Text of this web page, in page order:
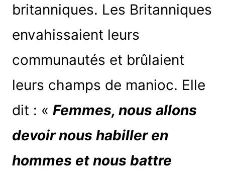
britanniques. Les Britanniques
envahissaient leurs
communautés et brûlaient
leurs champs de manioc. Elle
dit : « Femmes, nous allons
devoir nous habiller en
hommes et nous battre